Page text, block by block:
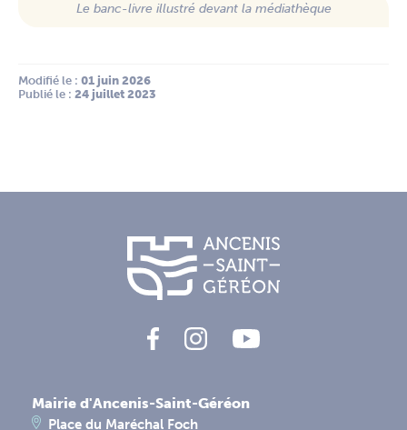
Le banc-livre illustré devant la médiathèque
Modifié le : 01 juin 2026
Publié le : 24 juillet 2023
Mairie d'Ancenis-Saint-Géréon
Place du Maréchal Foch